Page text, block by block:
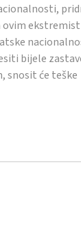
bijele
snosit će teške